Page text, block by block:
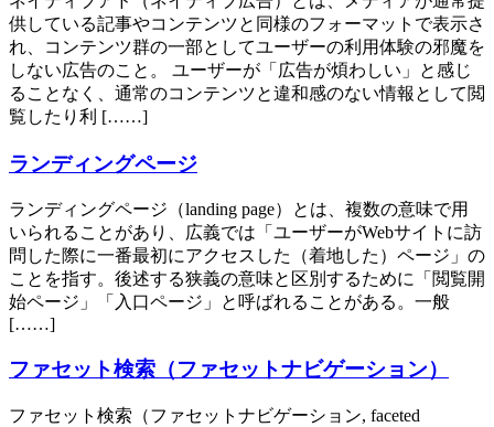
供している記事やコンテンツと同様のフォーマットで表示さ
れ、コンテンツ群の一部としてユーザーの利用体験の邪魔を
しない広告のこと。 ユーザーが「広告が煩わしい」と感じ
ることなく、通常のコンテンツと違和感のない情報として閲
覧したり利 [……]
ランディングページ
ランディングページ（landing page）とは、複数の意味で用
いられることがあり、広義では「ユーザーがWebサイトに訪
問した際に一番最初にアクセスした（着地した）ページ」の
ことを指す。後述する狭義の意味と区別するために「閲覧開
始ページ」「入口ページ」と呼ばれることがある。一般
[……]
ファセット検索（ファセットナビゲーション）
ファセット検索（ファセットナビゲーション, faceted